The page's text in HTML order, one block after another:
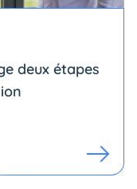
deux étapes